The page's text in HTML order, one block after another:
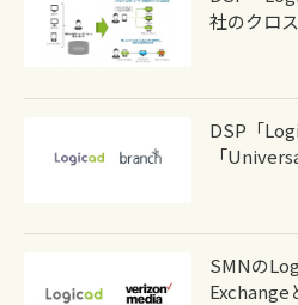
社のクロ
DSP「
「
SMNの